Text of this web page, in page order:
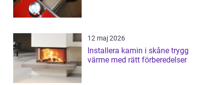
12 maj 2026
Installera kamin i skåne trygg
värme med rätt förberedelser